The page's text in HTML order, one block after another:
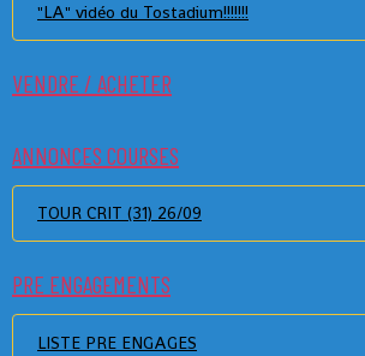
"LA" vidéo du Tostadium!!!!!!!
VENDRE / ACHETER
ANNONCES COURSES
TOUR CRIT (31) 26/09
PRE ENGAGEMENTS
LISTE PRE ENGAGES